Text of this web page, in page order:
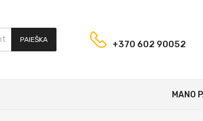
PAIEŠKA +370 602 90052
MANO